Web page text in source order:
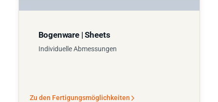
Bogenware | Sheets
Individuelle Abmessungen
Zu den Fertigungsmöglichkeiten